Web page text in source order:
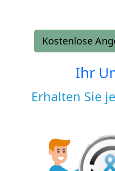
Kostenlose
Ihr
Erhalten Sie